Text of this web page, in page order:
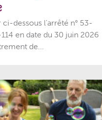
dessous l'arrêté n° 53-
en date du 30 juin 2026
de...